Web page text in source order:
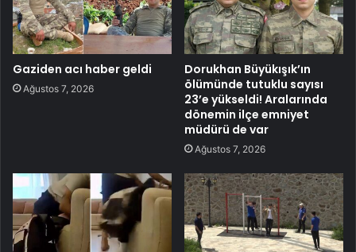
Gaziden acı haber geldi
Ağustos 7, 2026
Dorukhan Büyükışık’ın
ölümünde tutuklu sayısı
23’e yükseldi! Aralarında
dönemin ilçe emniyet
müdürü de var
Ağustos 7, 2026